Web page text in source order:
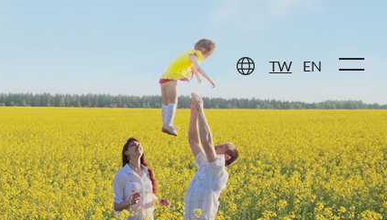
TW EN